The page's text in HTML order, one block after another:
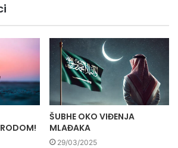
ŠUBHE OKO VIĐENJA
MLAĐAKA
29/03/2025